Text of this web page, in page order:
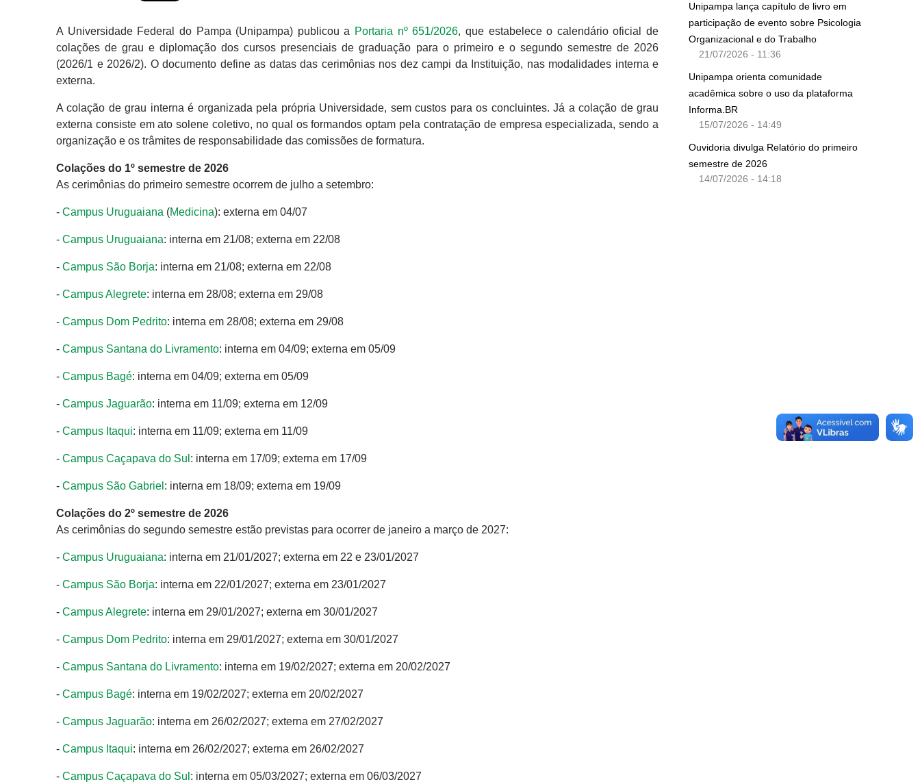
A Universidade Federal do Pampa (Unipampa) publicou a Portaria nº 651/2026, que estabelece o calendário oficial de
colações de grau e diplomação dos cursos presenciais de graduação para o primeiro e o segundo semestre de 2026
(2026/1 e 2026/2). O documento define as datas das cerimônias nos dez campi da Instituição, nas modalidades interna e
externa.
A colação de grau interna é organizada pela própria Universidade, sem custos para os concluintes. Já a colação de grau
externa consiste em ato solene coletivo, no qual os formandos optam pela contratação de empresa especializada, sendo a
organização e os trâmites de responsabilidade das comissões de formatura.
Colações do 1º semestre de 2026
As cerimônias do primeiro semestre ocorrem de julho a setembro:
- Campus Uruguaiana (Medicina): externa em 04/07
- Campus Uruguaiana: interna em 21/08; externa em 22/08
- Campus São Borja: interna em 21/08; externa em 22/08
- Campus Alegrete: interna em 28/08; externa em 29/08
- Campus Dom Pedrito: interna em 28/08; externa em 29/08
- Campus Santana do Livramento: interna em 04/09; externa em 05/09
- Campus Bagé: interna em 04/09; externa em 05/09
- Campus Jaguarão: interna em 11/09; externa em 12/09
- Campus Itaqui: interna em 11/09; externa em 11/09
- Campus Caçapava do Sul : interna em 17/09; externa em 17/09
- Campus São Gabriel : interna em 18/09; externa em 19/09
Colações do 2º semestre de 2026
As cerimônias do segundo semestre estão previstas para ocorrer de janeiro a março de 2027:
- Campus Uruguaiana: interna em 21/01/2027; externa em 22 e 23/01/2027
- Campus São Borja: interna em 22/01/2027; externa em 23/01/2027
- Campus Alegrete: interna em 29/01/2027; externa em 30/01/2027
- Campus Dom Pedrito: interna em 29/01/2027; externa em 30/01/2027
- Campus Santana do Livramento: interna em 19/02/2027; externa em 20/02/2027
- Campus Bagé: interna em 19/02/2027; externa em 20/02/2027
- Campus Jaguarão: interna em 26/02/2027; externa em 27/02/2027
- Campus Itaqui: interna em 26/02/2027; externa em 26/02/2027
- Campus Caçapava do Sul : interna em 05/03/2027; externa em 06/03/2027
Unipampa lança capítulo de livro em
participação de evento sobre Psicologia
Organizacional e do Trabalho
21/07/2026 - 11:36
Unipampa orienta comunidade
acadêmica sobre o uso da plataforma
Informa.BR
15/07/2026 - 14:49
Ouvidoria divulga Relatório do primeiro
semestre de 2026
14/07/2026 - 14:18